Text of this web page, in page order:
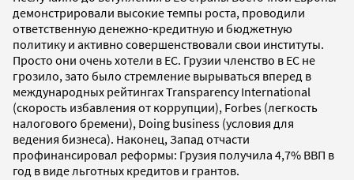
демонстрировали высокие темпы роста, проводили
ответственную денежно-кредитную и бюджетную
политику и активно совершенствовали свои институты.
Просто они очень хотели в ЕС. Грузии членство в ЕС не
грозило, зато было стремление вырываться вперед в
международных рейтингах Transparency International
(скорость избавления от коррупции), Forbes (легкость
налогового бремени), Doing business (условия для
ведения бизнеса). Наконец, Запад отчасти
профинансировал реформы: Грузия получила 4,7% ВВП в
год в виде льготных кредитов и грантов.